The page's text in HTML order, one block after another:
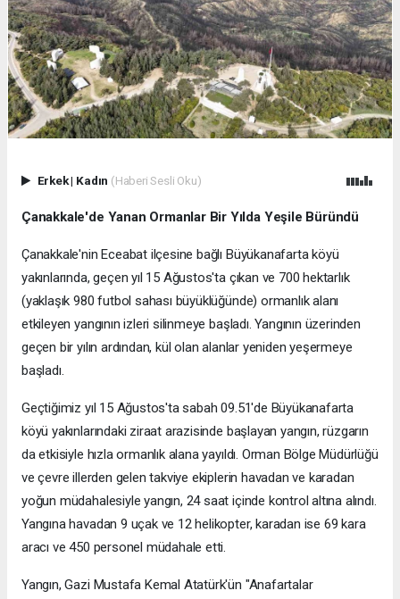
Erkek| Kadın (Haberi Sesli Oku)
Çanakkale'de Yanan Ormanlar Bir Yılda Yeşile Büründü
Çanakkale'nin Eceabat ilçesine bağlı Büyükanafarta köyü
yakınlarında, geçen yıl 15 Ağustos'ta çıkan ve 700 hektarlık
(yaklaşık 980 futbol sahası büyüklüğünde) ormanlık alanı
etkileyen yangının izleri silinmeye başladı. Yangının üzerinden
geçen bir yılın ardından, kül olan alanlar yeniden yeşermeye
başladı.
Geçtiğimiz yıl 15 Ağustos'ta sabah 09.51'de Büyükanafarta
köyü yakınlarındaki ziraat arazisinde başlayan yangın, rüzgarın
da etkisiyle hızla ormanlık alana yayıldı. Orman Bölge Müdürlüğü
ve çevre illerden gelen takviye ekiplerin havadan ve karadan
yoğun müdahalesiyle yangın, 24 saat içinde kontrol altına alındı.
Yangına havadan 9 uçak ve 12 helikopter, karadan ise 69 kara
aracı ve 450 personel müdahale etti.
Yangın, Gazi Mustafa Kemal Atatürk'ün "Anafartalar